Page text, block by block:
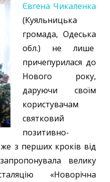
Євгена Чикаленка
(Куяльницька
громада, Одеська
обл.) не лише
причепурилася до
Нового року,
даруючи своїм
користувачам
святковий
позитивно-
з перших кроків від
велику
«Новорічна